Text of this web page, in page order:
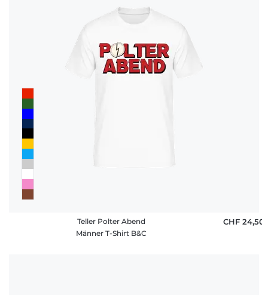
Teller Polter Abend
Männer T-Shirt B&C
CHF 24,50